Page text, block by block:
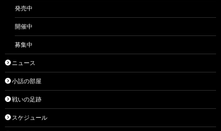
発売中
開催中
募集中
ニュース
小話の部屋
戦いの足跡
スケジュール